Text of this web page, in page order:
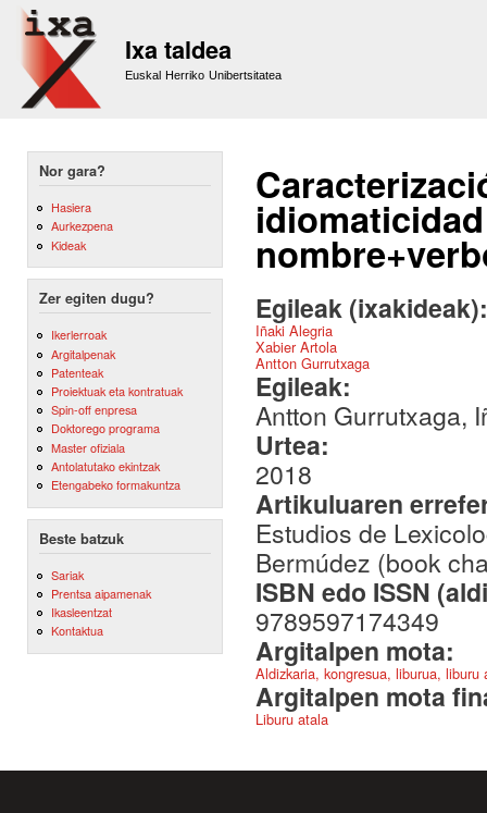
Ixa taldea
Euskal Herriko Unibertsitatea
Nor gara?
Hasiera
Aurkezpena
Kideak
Zer egiten dugu?
Ikerlerroak
Argitalpenak
Patenteak
Proiektuak eta kontratuak
Spin-off enpresa
Doktorego programa
Master ofiziala
Antolatutako ekintzak
Etengabeko formakuntza
Beste batzuk
Sariak
Prentsa aipamenak
Ikasleentzat
Kontaktua
Egileak
Iñaki Alegria
Xabier Artola
Antton Gurrutxaga
Egileak:
Antton Gurrutxaga,
Urtea:
2018
Artikuluaren
Estudios de
Bermúdez (book
ISBN edo ISSN
9789597174349
Argitalpen mota:
Aldizkaria, kongresua, liburua,
Argitalpen mota
Liburu atala